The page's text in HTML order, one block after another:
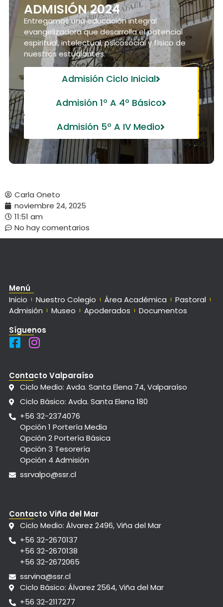
ADMISIÓN 2024
Entregamos una educación integral
evangelizadora que desarrolla el potencial
espiritual, intelectual, psicosocial y físico de
nuestros estudiantes.
Admisión Ciclo Inicial
Admisión 1º A 4º Básico
Admisión 5º A IV Medio
Carla Oneto
noviembre 24, 2025
11:51 am
No hay comentarios
Menú
Inicio
Nuestro Colegio Área Académica
Pastoral
Admisión
Museo Apoderados
Documentos
Síguenos
Contacto Valparaíso
Ciclo Medio: Avda. Santa Elena 74, Valparaíso
Ciclo Básico: Avda. Santa Elena 180
+56 32-2374076
Opción 1 Portería Media
Opción 2 Portería Básica
Opción 3 Tesorería
Opción 4 Admisión
ssrvalpo@ssr.cl
Contacto Viña del Mar
Ciclo Medio: Álvarez 2496, Viña del Mar
+56 32-2670137
+56 32-2670138
+56 32-2672065
ssrvina@ssr.cl
Ciclo Básico: Álvarez 2564, Viña del Mar
+56 32-2117277